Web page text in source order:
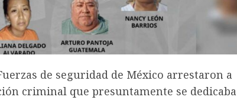
de seguridad de México arrestaron a
criminal que presuntamente se dedicaba